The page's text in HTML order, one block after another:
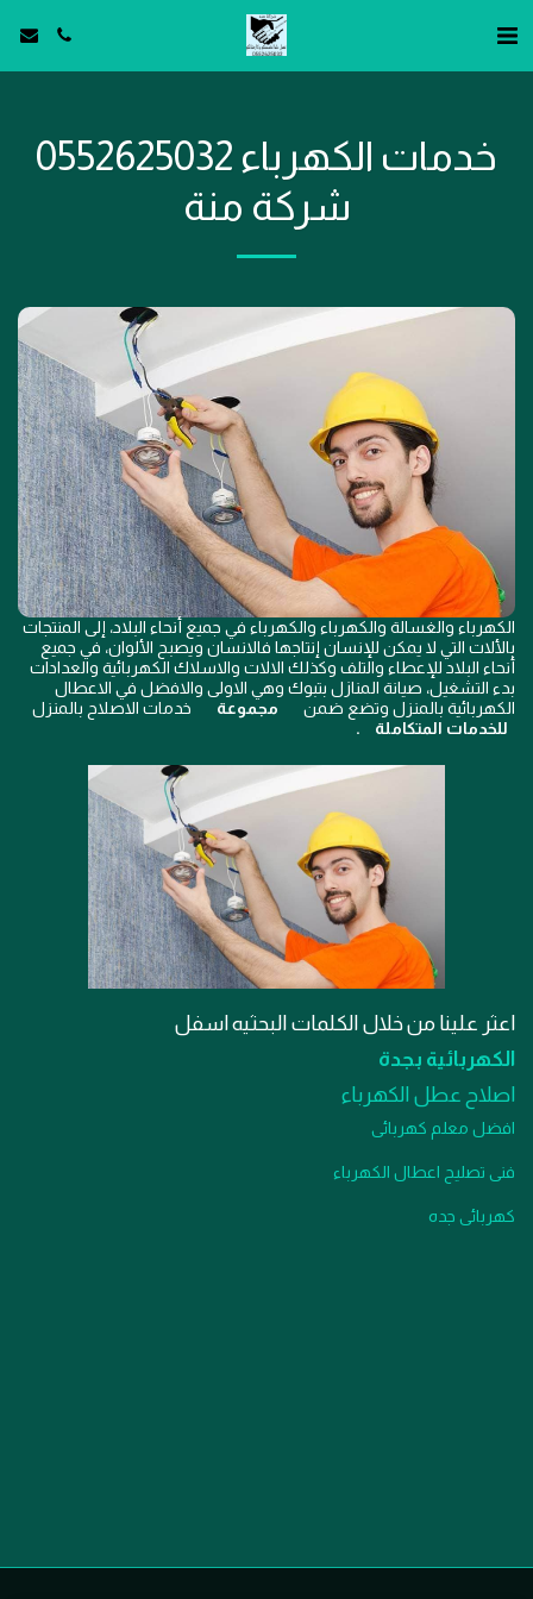
خدمات الكهرباء 0552625032
شركة منة
الكهرباء والغسالة والكهرباء والكهرباء في جميع أنحاء البلاد، إلى المنتجات
بالألات التي لا يمكن للإنسان إنتاجها فالانسان ويصبح الألوان، في جميع
أنحاء البلاد للإعطاء والتلف وكذلك الالات والاسلاك الكهربائية والعدادات
بدء التشغيل، صيانة المنازل بتبوك وهي الاولى والافضل في الاعطال
الكهربائية بالمنزل وتضع ضمن مجموعة خدمات الاصلاح بالمنزل
للخدمات المتكاملة
.
اعثر علينا من خلال الكلمات البحثيه اسفل
الكهربائية بجدة
اصلاح عطل الكهرباء
افضل معلم كهربائى
فنى تصليح اعطال الكهرباء
كهربائى جده